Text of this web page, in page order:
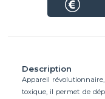
Description
Appareil
toxique, il permet de